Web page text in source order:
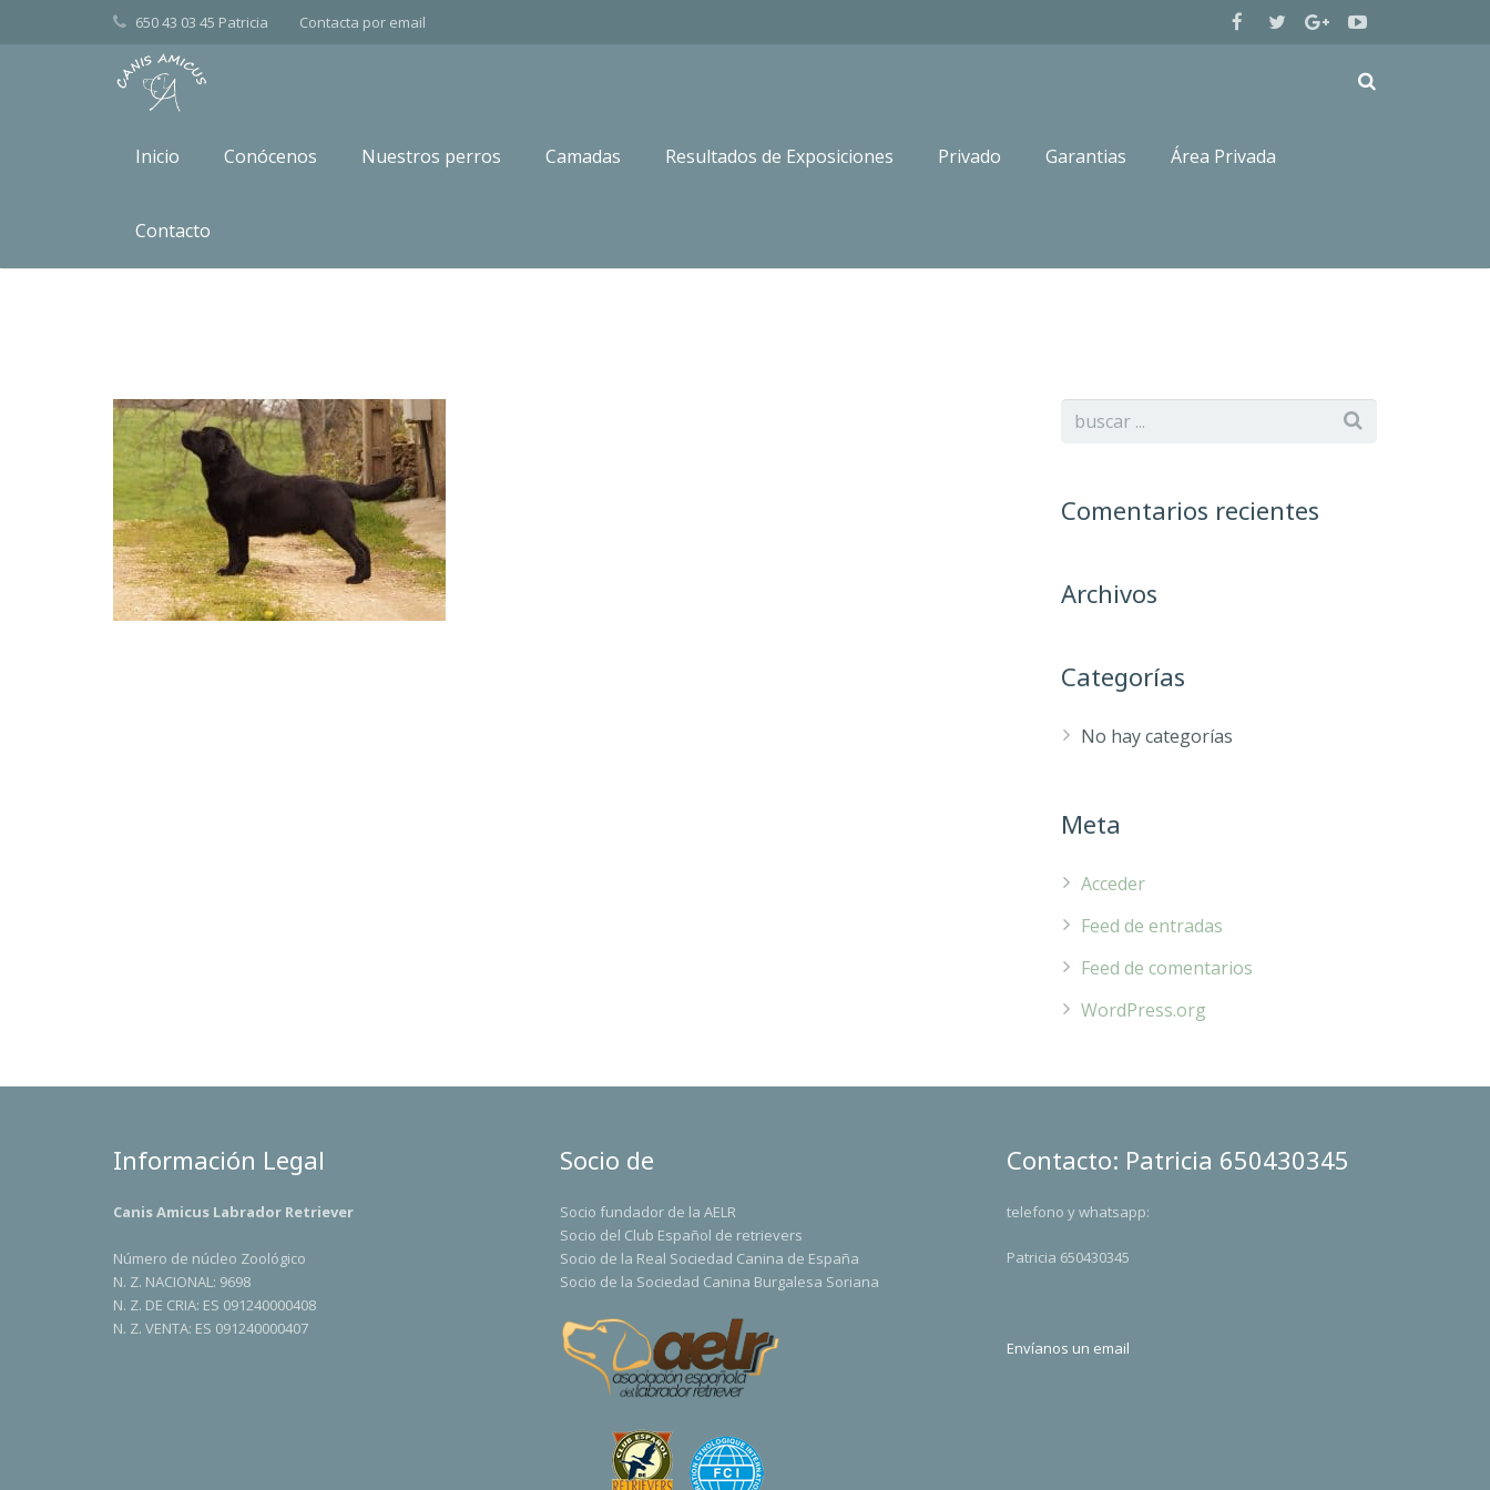
650 43 03 45 Patricia Contacta por email
Inicio Conócenos Nuestros perros Camadas Resultados de Exposiciones Privado Garantias Área Privada
Contacto
CANIS AMICUS IMPRE1
Comentarios recientes
Archivos
Categorías
No hay categorías
Meta
Acceder
Feed de entradas
Feed de comentarios
WordPress.org
Información Legal
Canis Amicus Labrador Retriever
Número de núcleo Zoológico
N. Z. NACIONAL: 9698
N. Z. DE CRIA: ES 091240000408
N. Z. VENTA: ES 091240000407
Socio de
Socio fundador de la AELR
Socio del Club Español de retrievers
Socio de la Real Sociedad Canina de España
Socio de la Sociedad Canina Burgalesa Soriana
Contacto: Patricia 650430345
telefono y whatsapp:
Patricia 650430345
Envíanos un email